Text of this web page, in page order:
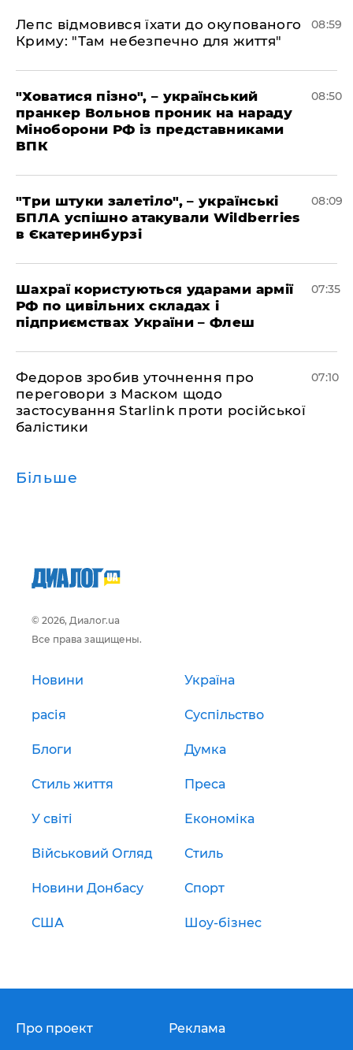
Лепс відмовився їхати до окупованого
Криму: "Там небезпечно для життя"
08:59
"Ховатися пізно", – український
пранкер Вольнов проник на нараду
Міноборони РФ із представниками
ВПК
08:50
"Три штуки залетіло", – українські
БПЛА успішно атакували Wildberries
в Єкатеринбурзі
08:09
Шахраї користуються ударами армії
РФ по цивільних складах і
підприємствах України – Флеш
07:35
Федоров зробив уточнення про
переговори з Маском щодо
застосування Starlink проти російської
балістики
07:10
Більше
© 2026, Диалог.ua
Все права защищены.
Новини Україна
расія Суспільство
Блоги Думка
Стиль життя Преса
У світі Економіка
Військовий Огляд Стиль
Новини Донбасу Спорт
США Шоу-бізнес
Про проект Реклама